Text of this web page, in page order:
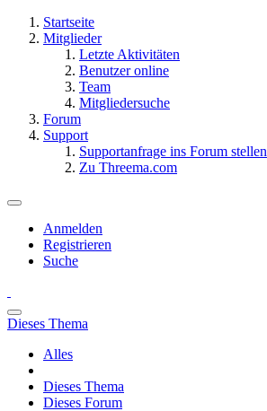
Startseite
Mitglieder
Letzte Aktivitäten
Benutzer online
Team
Mitgliedersuche
Forum
Support
Supportanfrage ins Forum stellen
Zu Threema.com
Anmelden
Registrieren
Suche
Dieses Thema
Alles
Dieses Thema
Dieses Forum